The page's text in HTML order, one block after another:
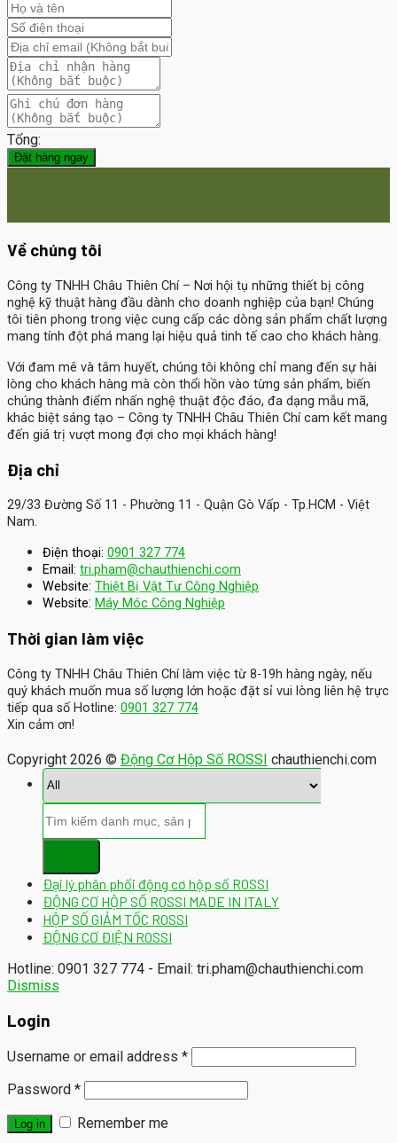
Tổng:
Đặt hàng ngay
Về chúng tôi
Công ty TNHH Châu Thiên Chí– Nơi hội tụ những thiết bị công
nghệ kỹ thuật hàng đầu dành cho doanh nghiệp của bạn! Chúng
tôi tiên phong trong việc cung cấp các dòng sản phẩm chất lượng
mang tính đột phá mang lại hiệu quả tinh tế cao cho khách hàng.
Với đam mê và tâm huyết, chúng tôi không chỉ mang đến sự hài
lòng cho khách hàng mà còn thổi hồn vào từng sản phẩm, biến
chúng thành điểm nhấn nghệ thuật độc đáo, đa dạng mẫu mã,
khác biệt sáng tạo – Công ty TNHH Châu Thiên Chí cam kết mang
đến giá trị vượt mong đợi cho mọi khách hàng!
Địa chỉ
29/33 Đường Số 11 - Phường 11 - Quận Gò Vấp - Tp.HCM - Việt
Nam.
Điện thoại: 0901 327 774
Email: tri.pham@chauthienchi.com
Website: Thiệt Bị Vật Tư Công Nghiệp
Website: Máy Móc Công Nghiệp
Thời gian làm việc
Công ty TNHH Châu Thiên Chí làm việc từ 8-19h hàng ngày, nếu
quý khách muốn mua số lượng lớn hoặc đặt sỉ vui lòng liên hệ trực
tiếp qua số Hotline: 0901 327 774
Xin cảm ơn!
Copyright 2026 © Động Cơ Hộp Số ROSSI chauthienchi.com
Đại lý phân phối động cơ hộp số ROSSI
ĐỘNG CƠ HỘP SỐ ROSSI MADE IN ITALY
HỘP SỐ GIẢM TỐC ROSSI
ĐỘNG CƠ ĐIỆN ROSSI
Hotline: 0901 327 774 - Email: tri.pham@chauthienchi.com
Dismiss
Login
Username or email address *
Password *
Log in Remember me